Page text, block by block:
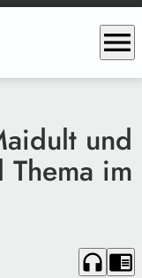
menu
und
Thema im
headphones chrome_reader_mode